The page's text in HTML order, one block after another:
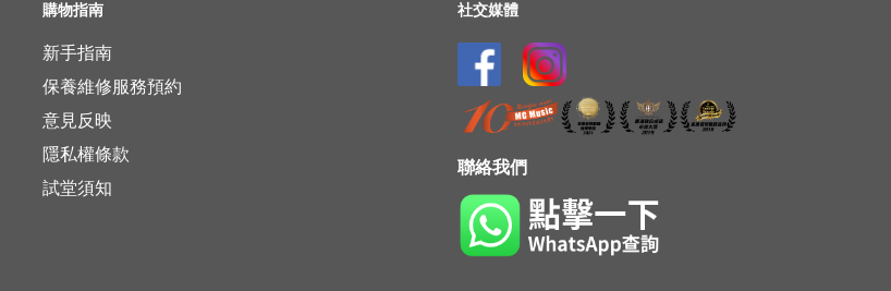
購物指南 社交媒體
新手指南
保養維修服務預約
意見反映
隱私權條款
試堂須知
聯絡我們